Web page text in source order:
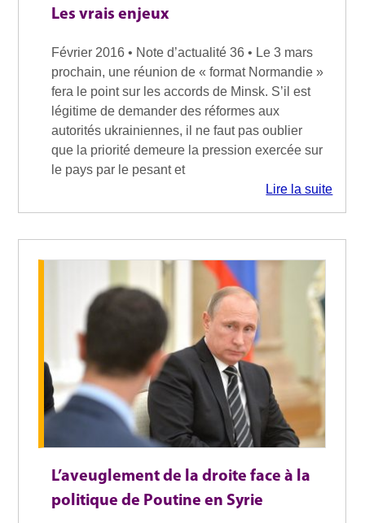
Les vrais enjeux
Février 2016 • Note d’actualité 36 • Le 3 mars
prochain, une réunion de « format Normandie »
fera le point sur les accords de Minsk. S’il est
légitime de demander des réformes aux
autorités ukrainiennes, il ne faut pas oublier
que la priorité demeure la pression exercée sur
le pays par le pesant et
Lire la suite
L’aveuglement de la droite face à la
politique de Poutine en Syrie